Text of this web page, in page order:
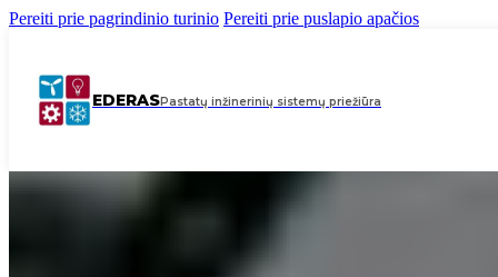
Pereiti prie pagrindinio turinio Pereiti prie puslapio apačios
EDERASPastatų inžinerinių sistemų priežiūra